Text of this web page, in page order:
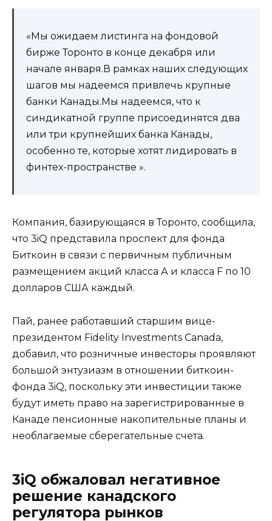
«Мы ожидаем листинга на фондовой
бирже Торонто в конце декабря или
начале января.В рамках наших следующих
шагов мы надеемся привлечь крупные
банки Канады.Мы надеемся, что к
синдикатной группе присоединятся два
или три крупнейших банка Канады,
особенно те, которые хотят лидировать в
финтех-пространстве ».
Компания, базирующаяся в Торонто, сообщила,
что 3iQ представила проспект для фонда
Биткоин в связи с первичным публичным
размещением акций класса А и класса F по 10
долларов США каждый.
Пай, ранее работавший старшим вице-
президентом Fidelity Investments Canada,
добавил, что розничные инвесторы проявляют
большой энтузиазм в отношении биткоин-
фонда 3iQ, поскольку эти инвестиции также
будут иметь право на зарегистрированные в
Канаде пенсионные накопительные планы и
необлагаемые сберегательные счета.
3iQ обжаловал негативное
решение канадского
регулятора рынков